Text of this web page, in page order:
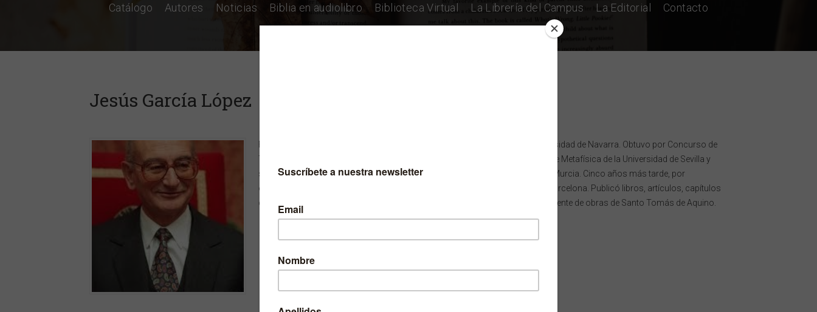
Catálogo Autores Noticias Biblia en audiolibro Biblioteca Virtual La Librería del Campus La Editorial Contacto
Jesús García López
Filósofo y metafísico del siglo XX. Profesor ordinario de Filosofía en la Universidad de Navarra. Obtuvo por Concurso de
Traslado la cátedra de Lógica en la Universidad de Murcia. Obtuvo la cátedra de Metafísica de la Universidad de Sevilla y
seguidamente consiguió por Traslado la misma cátedra de la Universidad de Murcia. Cinco años más tarde, por
oposición, obtuvo de nuevo la misma cátedra, esta vez en la Universidad de Barcelona. Publicó libros, artículos, capítulos
de libros y voces de diccionarios, así como diversas traducciones, principalmente de obras de Santo Tomás de Aquino.